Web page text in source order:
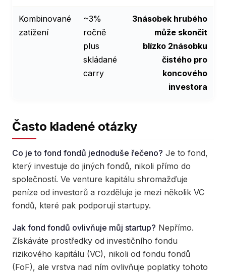
Kombinované
zatížení
~3%
ročně
plus
skládané
carry
3násobek hrubého
může skončit
blízko 2násobku
čistého pro
koncového
investora
Často kladené otázky
Co je to fond fondů jednoduše řečeno? Je to fond,
který investuje do jiných fondů, nikoli přímo do
společností. Ve venture kapitálu shromažďuje
peníze od investorů a rozděluje je mezi několik VC
fondů, které pak podporují startupy.
Jak fond fondů ovlivňuje můj startup? Nepřímo.
Získáváte prostředky od investičního fondu
rizikového kapitálu (VC), nikoli od fondu fondů
(FoF), ale vrstva nad ním ovlivňuje poplatky tohoto